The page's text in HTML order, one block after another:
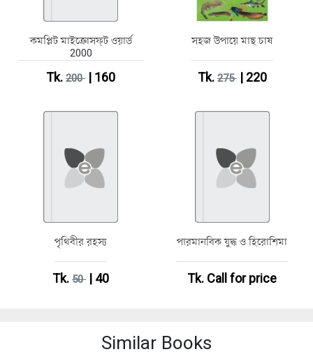
কমপ্লিট মাইক্রোসফ্‌ট ওয়ার্ড
2000
Tk.200| 160
সহজ উপায়ে মাছ চাষ
Tk.275| 220
পৃথিবীর রহস্য
Tk.50| 40
পারমানবিক যুদ্ধ ও হিরোশিমা
Tk. Call for price
Similar Books